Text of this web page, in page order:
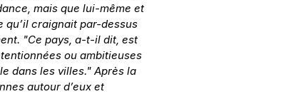
mais que lui-même et
qu’il craignait par-dessus
"Ce pays, a-t-il dit, est
ou ambitieuses
dans les villes." Après la
autour d’eux et